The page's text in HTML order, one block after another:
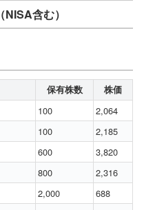
含む）
保有株数 株価
100
2,064
100
2,185
600
3,820
800
2,316
2,000
688